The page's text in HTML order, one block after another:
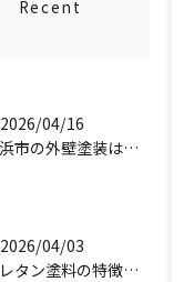
Recent
2026/04/16
横浜市の外壁塗装はステップ塗装にお任せください！
2026/04/03
ウレタン塗料の特徴とは？密着性や光沢のメリットと注意点を解説！